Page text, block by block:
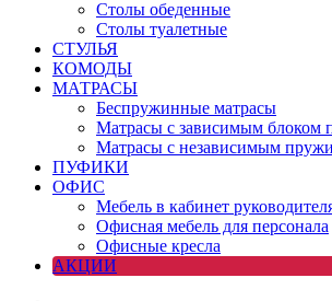
Столы обеденные
Столы туалетные
СТУЛЬЯ
КОМОДЫ
МАТРАСЫ
Беспружинные матрасы
Матрасы с зависимым блоком
Матрасы с независимым
ПУФИКИ
ОФИС
Мебель в кабинет
Офисная мебель для персонала
Офисные кресла
АКЦИИ